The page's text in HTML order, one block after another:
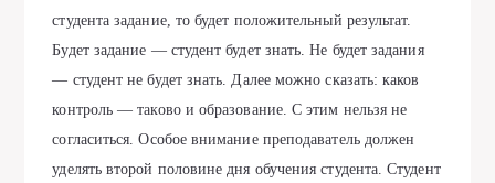
студента задание, то будет положительный результат.
Будет задание — студент будет знать. Не будет задания
— студент не будет знать. Далее можно сказать: каков
контроль — таково и образование. С этим нельзя не
согласиться. Особое внимание преподаватель должен
уделять второй половине дня обучения студента. Студент